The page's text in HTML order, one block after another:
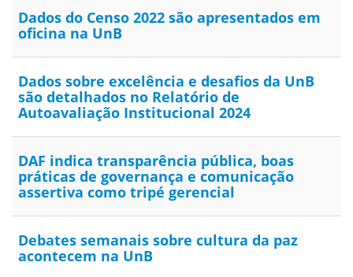
Dados do Censo 2022 são apresentados em
oficina na UnB
Dados sobre excelência e desafios da UnB
são detalhados no Relatório de
Autoavaliação Institucional 2024
DAF indica transparência pública, boas
práticas de governança e comunicação
assertiva como tripé gerencial
Debates semanais sobre cultura da paz
acontecem na UnB